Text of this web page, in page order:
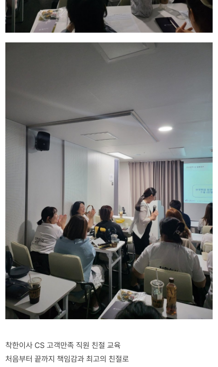
착한이사 CS 고객만족 직원 친절 교육
처음부터 끝까지 책임감과 최고의 친절로